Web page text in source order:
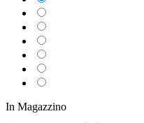
In Magazzino